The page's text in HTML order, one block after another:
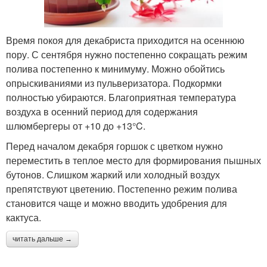
Время покоя для декабриста приходится на осеннюю
пору. С сентября нужно постепенно сокращать режим
полива постепенно к минимуму. Можно обойтись
опрыскиваниями из пульверизатора. Подкормки
полностью убираются. Благоприятная температура
воздуха в осенний период для содержания
шлюмбергеры от +10 до +13°C.
Перед началом декабря горшок с цветком нужно
переместить в теплое место для формирования пышных
бутонов. Слишком жаркий или холодный воздух
препятствуют цветению. Постепенно режим полива
становится чаще и можно вводить удобрения для
кактуса.
читать дальше →